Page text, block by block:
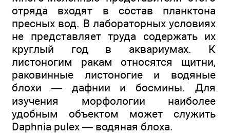
отряда входят в состав планктона
пресных вод. В лабораторных условиях
не представляет труда содержать их
круглый год в аквариумах. К
листоногим ракам относятся щитни,
раковинные листоногие и водяные
блохи — дафнии и босмины. Для
изучения морфологии наиболее
удобным объектом может служить
Daphnia pulex — водяная блоха.